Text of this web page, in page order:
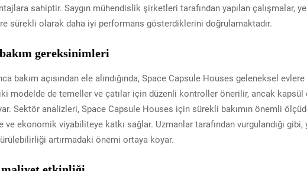
sahiptir. Saygın mühendislik şirketleri tarafından yapılan çalışmalar,
sürekli olarak daha iyi performans gösterdiklerini doğrulamaktadır.
gereksinimleri
bakım açısından ele alındığında, Space Capsule Houses geleneksel
modelde de temeller ve çatılar için düzenli kontroller önerilir, ancak kapsül
Sektör analizleri, Space Capsule Houses için sürekli bakımın önemli
ekonomik viyabiliteye katkı sağlar. Uzmanlar tarafından vurgulandığı gibi,
artırmadaki önemi ortaya koyar.